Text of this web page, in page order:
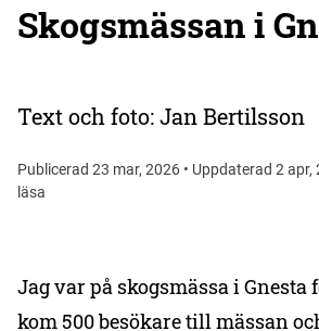
Skogsmässan i
Text och foto: Jan Bertilsson
Publicerad 23 mar, 2026 • Uppdaterad 2 apr,
läsa
Jag var på skogsmässa i Gnesta
kom 500 besökare till mässan